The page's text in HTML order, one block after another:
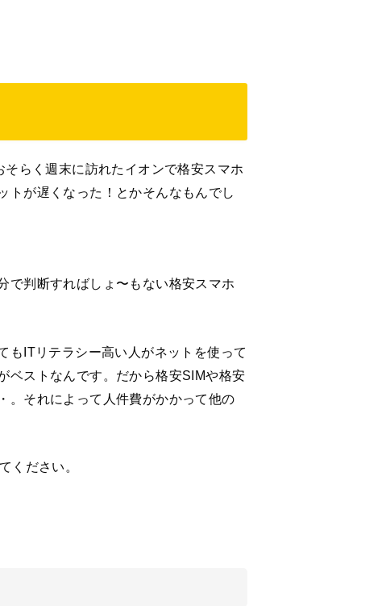
らく週末に訪れたイオンで格安スマホ
トが遅くなった！とかそんなもんでし
で判断すればしょ〜もない格安スマホ
もITリテラシー高い人がネットを使って
ベストなんです。だから格安SIMや格安
。それによって人件費がかかって他の
ください。